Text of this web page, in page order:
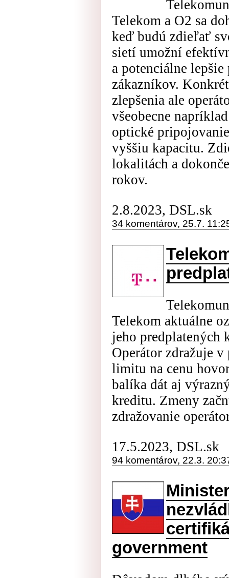
Telekom a O2 sa
keď budú zdieľať
sietí umožní
a potenciálne
zákazníkov.
zlepšenia ale
všeobecne
optické
vyššiu kapacitu.
lokalitách a
rokov.
2.8.2023, DSL.sk
34 komentárov, 25.7.
Telekom aktuálne
jeho predplatených
Operátor zdražuje v
limitu na cenu
balíka dát aj
kreditu. Zmeny
zdražovanie
17.5.2023, DSL.sk
94 komentárov, 22.3.
government